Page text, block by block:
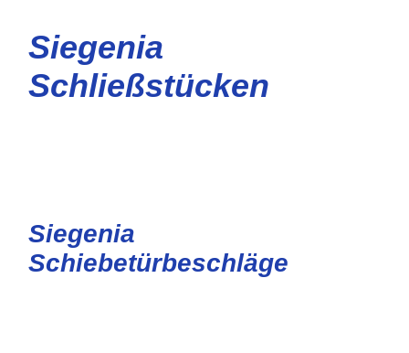
Siegenia
Schließstücken
Siegenia
Schiebetürbeschläge